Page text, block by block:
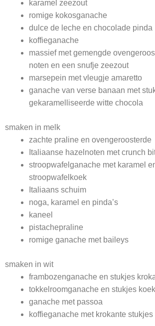
karamel zeezout
romige kokosganache
dulce de leche en chocolade pinda
koffieganache
massief met gemengde
noten en een snufje zeezout
marsepein met vleugje amaretto
ganache van verse banaan met
gekaramelliseerde witte chocola
smaken in melk
zachte praline en ovengeroosterde
Italiaanse hazelnoten met crunch
stroopwafelganache met karamel
stroopwafelkoek
Italiaans schuim
noga, karamel en pinda’s
kaneel
pistachepraline
romige ganache met baileys
smaken in wit
frambozenganache en stukjes
tokkelroomganache en stukjes koek
ganache met passoa
koffieganache met krokante